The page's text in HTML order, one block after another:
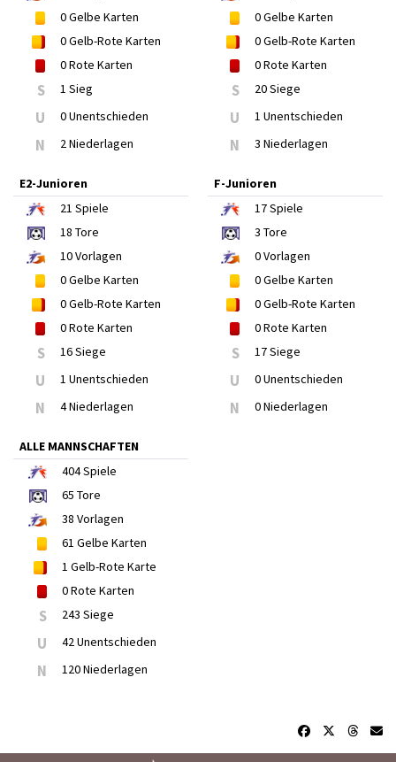
0Gelbe Karten
0Gelb-Rote Karten
0Rote Karten
S 1 Sieg
U 0 Unentschieden
N 2 Niederlagen
0Gelbe Karten
0Gelb-Rote Karten
0Rote Karten
S 20 Siege
U 1 Unentschieden
N 3 Niederlagen
E2-Junioren
21 Spiele
18 Tore
10Vorlagen
0Gelbe Karten
0Gelb-Rote Karten
0Rote Karten
S 16 Siege
U 1 Unentschieden
N 4 Niederlagen
F-Junioren
17Spiele
3 Tore
0Vorlagen
0Gelbe Karten
0Gelb-Rote Karten
0Rote Karten
S 17 Siege
U 0 Unentschieden
N 0 Niederlagen
ALLE MANNSCHAFTEN
404Spiele
65 Tore
38 Vorlagen
61 Gelbe Karten
1 Gelb-Rote Karte
0Rote Karten
S 243 Siege
U 42 Unentschieden
N 120 Niederlagen